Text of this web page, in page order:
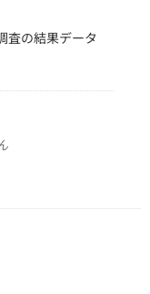
査の結果データ